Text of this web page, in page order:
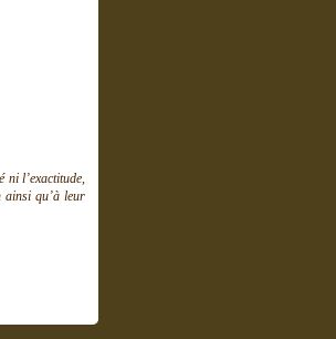
ni l’exactitude,
ainsi qu’à leur